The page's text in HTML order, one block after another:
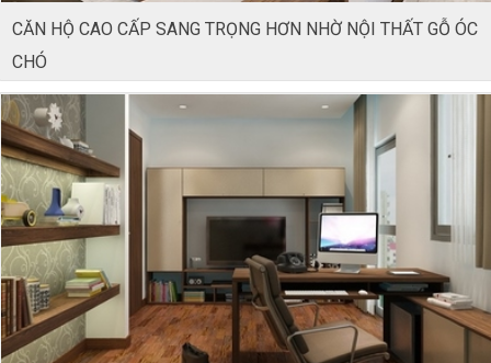
CĂN HỘ CAO CẤP SANG TRỌNG HƠN NHỜ NỘI THẤT GỖ ÓC
CHÓ